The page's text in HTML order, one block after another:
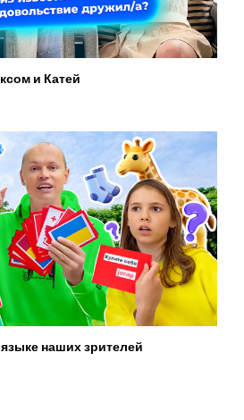
и Катей
наших зрителей